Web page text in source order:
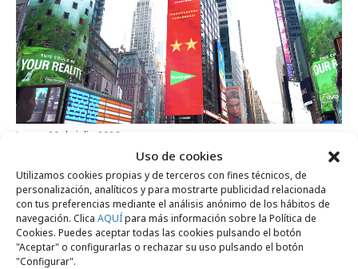
Uso de cookies
Utilizamos cookies propias y de terceros con fines técnicos, de
personalización, analíticos y para mostrarte publicidad relacionada
con tus preferencias mediante el análisis anónimo de los hábitos de
navegación. Clica AQUÍpara más información sobre la Política de
Cookies. Puedes aceptar todas las cookies pulsando el botón
"Aceptar" o configurarlas o rechazar su uso pulsando el botón
"Configurar".
lunes, 20 de julio 2026
El Corte Inglés felicita a La Roja desde
Times Square
Agencias